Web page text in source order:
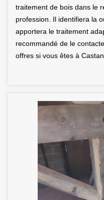
traitement de bois dans le
profession. Il identifiera la
apportera le traitement
recommandé de le
offres si vous êtes à